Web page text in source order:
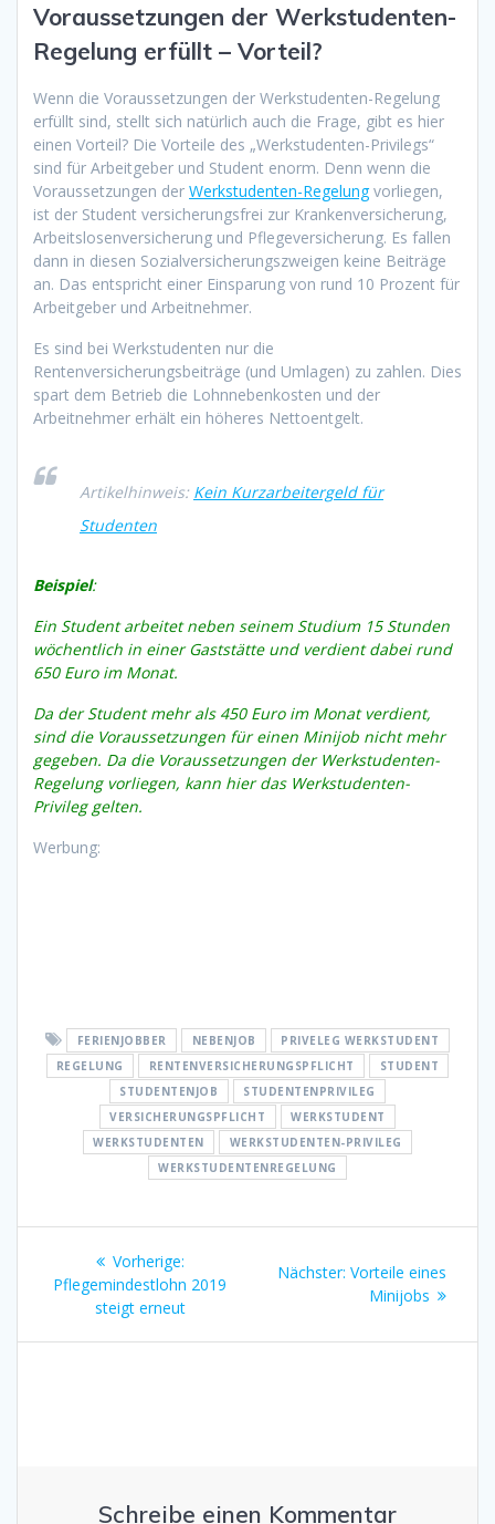
Voraussetzungen der Werkstudenten-
Regelung erfüllt – Vorteil?
Wenn die Voraussetzungen der Werkstudenten-Regelung
erfüllt sind, stellt sich natürlich auch die Frage, gibt es hier
einen Vorteil? Die Vorteile des „Werkstudenten-Privilegs“
sind für Arbeitgeber und Student enorm. Denn wenn die
Voraussetzungen der Werkstudenten-Regelungvorliegen,
ist der Student versicherungsfrei zur Krankenversicherung,
Arbeitslosenversicherung und Pflegeversicherung. Es fallen
dann in diesen Sozialversicherungszweigen keine Beiträge
an. Das entspricht einer Einsparung von rund 10 Prozent für
Arbeitgeber und Arbeitnehmer.
Es sind bei Werkstudenten nur die
Rentenversicherungsbeiträge (und Umlagen) zu zahlen. Dies
spart dem Betrieb die Lohnnebenkosten und der
Arbeitnehmer erhält ein höheres Nettoentgelt.
Artikelhinweis: Kein Kurzarbeitergeld für
Studenten
Beispiel:
Ein Student arbeitet neben seinem Studium 15 Stunden
wöchentlich in einer Gaststätte und verdient dabei rund
650 Euro im Monat.
Da der Student mehr als 450 Euro im Monat verdient,
sind die Voraussetzungen für einen Minijob nicht mehr
gegeben. Da die Voraussetzungen der Werkstudenten-
Regelung vorliegen, kann hier das Werkstudenten-
Privileg gelten.
Werbung:
FERIENJOBBER NEBENJOB
PRIVELEG WERKSTUDENT
REGELUNG
RENTENVERSICHERUNGSPFLICHT
STUDENT
STUDENTENJOB
STUDENTENPRIVILEG
VERSICHERUNGSPFLICHT
WERKSTUDENT
WERKSTUDENTEN
WERKSTUDENTEN-PRIVILEG
WERKSTUDENTENREGELUNG
Beitragsnavigation
Vorherige:Vorheriger
Beitrag:
Pflegemindestlohn 2019
steigt erneut
Nächster: Nächster
Beitrag:
Vorteile eines
Minijobs
Schreibe einen Kommentar